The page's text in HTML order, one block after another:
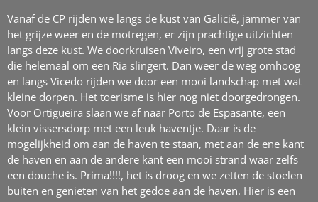
Vanaf de CP rijden we langs de kust van Galicië, jammer van
het grijze weer en de motregen, er zijn prachtige uitzichten
langs deze kust. We doorkruisen Viveiro, een vrij grote stad
die helemaal om een Ria slingert. Dan weer de weg omhoog
en langs Vicedo rijden we door een mooi landschap met wat
kleine dorpen. Het toerisme is hier nog niet doorgedrongen.
Voor Ortigueira slaan we af naar Porto de Espasante, een
klein vissersdorp met een leuk haventje. Daar is de
mogelijkheid om aan de haven te staan, met aan de ene kant
de haven en aan de andere kant een mooi strand waar zelfs
een douche is. Prima!!!!, het is droog en we zetten de stoelen
buiten en genieten van het gedoe aan de haven. Hier is een